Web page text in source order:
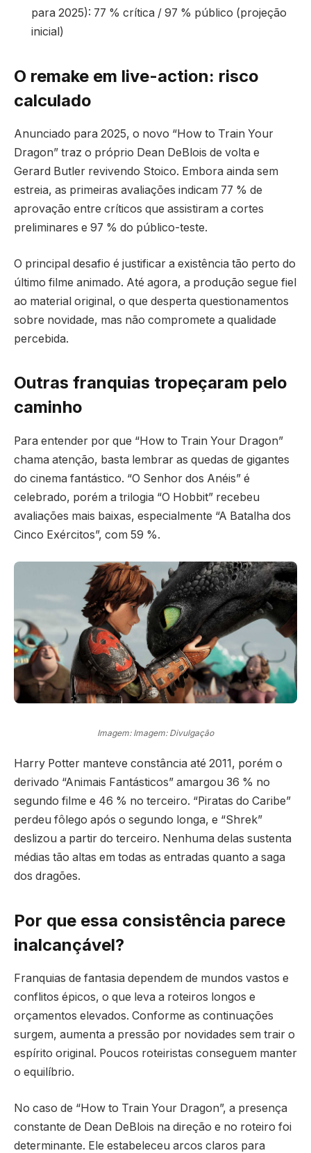
para 2025): 77 % crítica / 97 % público (projeção
inicial)
O remake em live-action: risco
calculado
Anunciado para 2025, o novo “How to Train Your
Dragon” traz o próprio Dean DeBlois de volta e
Gerard Butler revivendo Stoico. Embora ainda sem
estreia, as primeiras avaliações indicam 77 % de
aprovação entre críticos que assistiram a cortes
preliminares e 97 % do público-teste.
O principal desafio é justificar a existência tão perto do
último filme animado. Até agora, a produção segue fiel
ao material original, o que desperta questionamentos
sobre novidade, mas não compromete a qualidade
percebida.
Outras franquias tropeçaram pelo
caminho
Para entender por que “How to Train Your Dragon”
chama atenção, basta lembrar as quedas de gigantes
do cinema fantástico. “O Senhor dos Anéis” é
celebrado, porém a trilogia “O Hobbit” recebeu
avaliações mais baixas, especialmente “A Batalha dos
Cinco Exércitos”, com 59 %.
Imagem: Imagem: Divulgação
Harry Potter manteve constância até 2011, porém o
derivado “Animais Fantásticos” amargou 36 % no
segundo filme e 46 % no terceiro. “Piratas do Caribe”
perdeu fôlego após o segundo longa, e “Shrek”
deslizou a partir do terceiro. Nenhuma delas sustenta
médias tão altas em todas as entradas quanto a saga
dos dragões.
Por que essa consistência parece
inalcançável?
Franquias de fantasia dependem de mundos vastos e
conflitos épicos, o que leva a roteiros longos e
orçamentos elevados. Conforme as continuações
surgem, aumenta a pressão por novidades sem trair o
espírito original. Poucos roteiristas conseguem manter
o equilíbrio.
No caso de “How to Train Your Dragon”, a presença
constante de Dean DeBlois na direção e no roteiro foi
determinante. Ele estabeleceu arcos claros para